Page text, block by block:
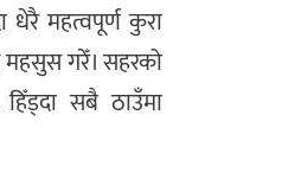
महत्वपूर्ण कुरा
गरेँ। सहरको
सबै ठाउँमा